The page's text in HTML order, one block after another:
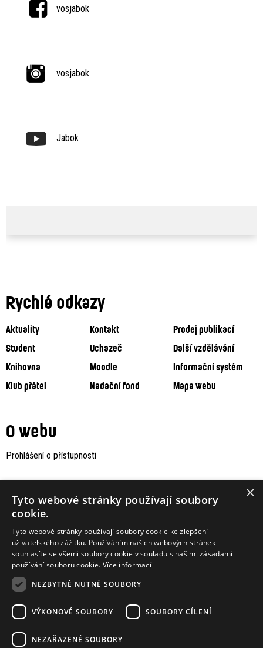
vosjabok
vosjabok
Jabok
Rychlé odkazy
Aktuality Kontakt
Prodej publikací
Student
Uchazeč
Další vzdělávání
Knihovna
Moodle
Informační systém
Klub přátel
Nadační fond Mapa webu
O webu
Prohlášení o přístupnosti
Archiv staršího webu Jaboku
Podporují nás
×
Tyto webové stránky používají soubory
cookie.
Tyto webové stránky používají soubory cookie ke zlepšení
uživatelského zážitku. Používáním našich webových stránek
souhlasíte se všemi soubory cookie v souladu s našimi zásadami
používání souborů cookie. Více informací
NEZBYTNĚ NUTNÉ SOUBORY
VÝKONOVÉ SOUBORY SOUBORY CÍLENÍ
NEZAŘAZENÉ SOUBORY